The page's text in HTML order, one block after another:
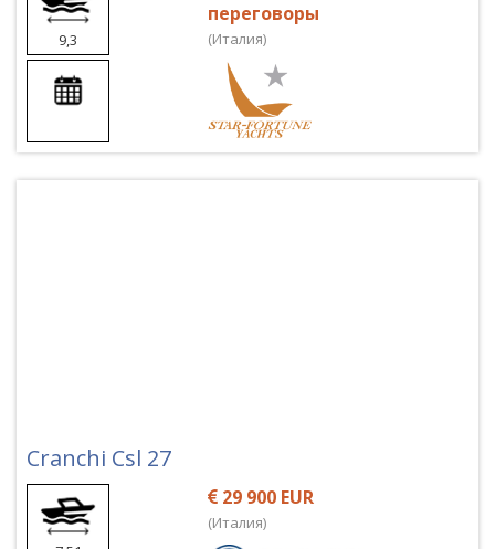
9,3
переговоры
(Италия)
Cranchi Csl 27
29 900 EUR
(Италия)